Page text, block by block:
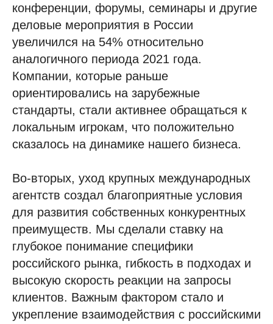
конференции, форумы, семинары и другие
деловые мероприятия в России
увеличился на 54% относительно
аналогичного периода 2021 года.
Компании, которые раньше
ориентировались на зарубежные
стандарты, стали активнее обращаться к
локальным игрокам, что положительно
сказалось на динамике нашего бизнеса.
Во-вторых, уход крупных международных
агентств создал благоприятные условия
для развития собственных конкурентных
преимуществ. Мы сделали ставку на
глубокое понимание специфики
российского рынка, гибкость в подходах и
высокую скорость реакции на запросы
клиентов. Важным фактором стало и
укрепление взаимодействия с российскими